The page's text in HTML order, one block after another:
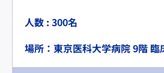
人数 : 300名
場所：東京医科大学病院 9階 臨